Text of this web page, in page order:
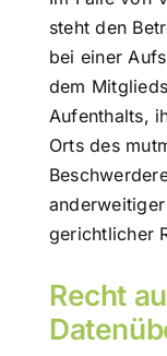
steht den
bei einer
dem
Aufenthalts,
Orts des
gerichtlicher
Recht